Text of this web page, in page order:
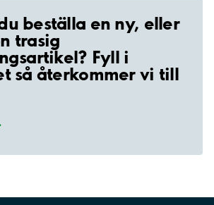
beställa en ny, eller
trasig
Fyll i
så återkommer vi till